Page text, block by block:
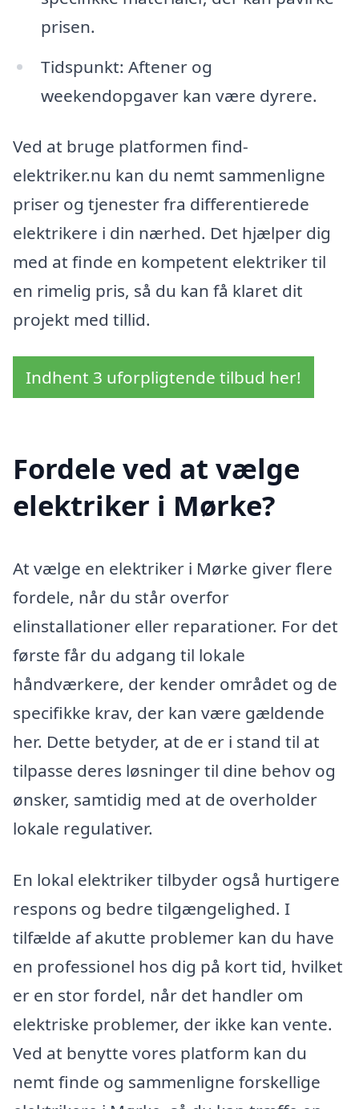
prisen.
Tidspunkt: Aftener og
weekendopgaver kan være dyrere.
Ved at bruge platformen find-
elektriker.nu kan du nemt sammenligne
priser og tjenester fra differentierede
elektrikere i din nærhed. Det hjælper dig
med at finde en kompetent elektriker til
en rimelig pris, så du kan få klaret dit
projekt med tillid.
Indhent 3 uforpligtende tilbud her!
Fordele ved at vælge
elektriker i Mørke?
At vælge en elektriker i Mørke giver flere
fordele, når du står overfor
elinstallationer eller reparationer. For det
første får du adgang til lokale
håndværkere, der kender området og de
specifikke krav, der kan være gældende
her. Dette betyder, at de er i stand til at
tilpasse deres løsninger til dine behov og
ønsker, samtidig med at de overholder
lokale regulativer.
En lokal elektriker tilbyder også hurtigere
respons og bedre tilgængelighed. I
tilfælde af akutte problemer kan du have
en professionel hos dig på kort tid, hvilket
er en stor fordel, når det handler om
elektriske problemer, der ikke kan vente.
Ved at benytte vores platform kan du
nemt finde og sammenligne forskellige